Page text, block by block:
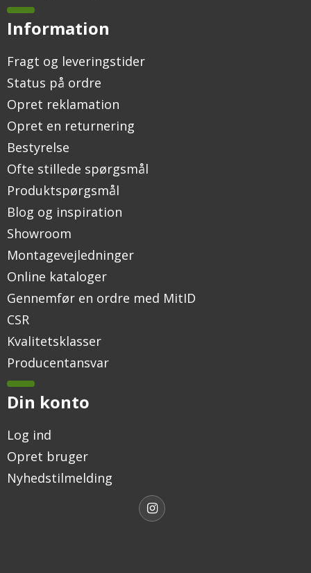
Information
Fragt og leveringstider
Status på ordre
Opret reklamation
Opret en returnering
Bestyrelse
Ofte stillede spørgsmål
Produktspørgsmål
Blog og inspiration
Showroom
Montagevejledninger
Online kataloger
Gennemfør en ordre med MitID
CSR
Kvalitetsklasser
Producentansvar
Din konto
Log ind
Opret bruger
Nyhedstilmelding